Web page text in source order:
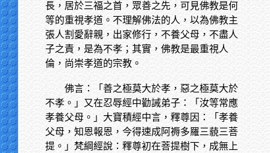
長，居於三福之首，眾善之先，可見佛教是何
等的重視孝道。不理解佛法的人，以為佛教主
張人割愛辭親，出家修行，不養父母，不盡人
子之責，是為不孝；其實，佛教是最重視人
倫，尚崇孝道的宗教。
佛言：「善之極莫大於孝，惡之極莫大於
不孝。」又在忍辱經中勸誡弟子：「汝等常應
孝養父母。」大寶積經中言，釋尊因：「孝養
父母，知恩報恩，今得速成阿褥多羅三藐三菩
提。」梵綱經說：釋尊初在菩提樹下，成無上